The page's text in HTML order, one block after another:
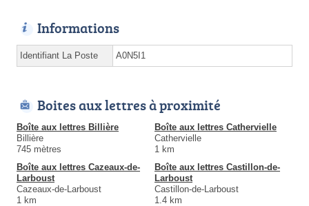
Informations
Identifiant La Poste A0N5I1
Boites aux lettres à proximité
Boîte aux lettres Billière
Billière
745 mètres
Boîte aux lettres Cathervielle
Cathervielle
1 km
Boîte aux lettres Cazeaux-de-
Larboust
Cazeaux-de-Larboust
1 km
Boîte aux lettres Castillon-de-
Larboust
Castillon-de-Larboust
1.4 km